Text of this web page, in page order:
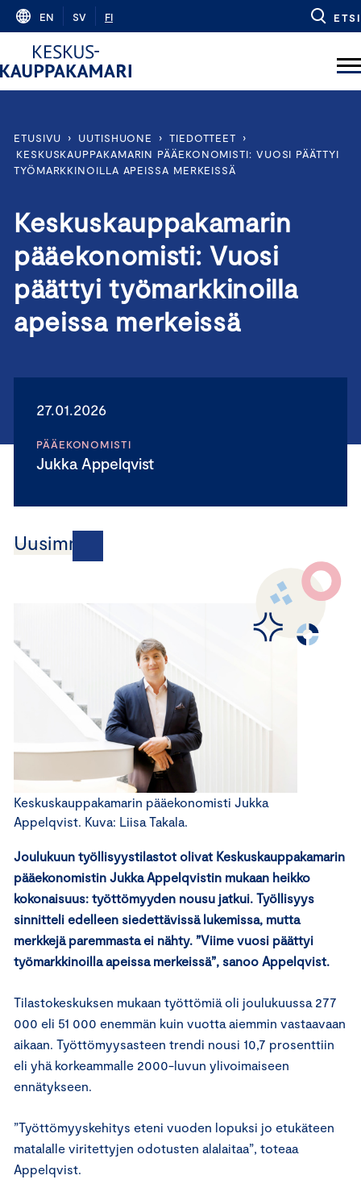
Skip
content
EN SV FI ETSI
ETUSIVU › UUTISHUONE › TIEDOTTEET
›
KESKUSKAUPPAKAMARIN PÄÄEKONOMISTI: VUOSI PÄÄTTYI
TYÖMARKKINOILLA APEISSA MERKEISSÄ
Keskuskauppakamarin
pääekonomisti: Vuosi
päättyi työmarkkinoilla
apeissa merkeissä
27.01.2026
PÄÄEKONOMISTI
Jukka Appelqvist
Uusimmat
Keskuskauppakamarin pääekonomisti Jukka
Appelqvist. Kuva: Liisa Takala.
Joulukuun työllisyystilastot olivat Keskuskauppakamarin
pääekonomistin Jukka Appelqvistin mukaan heikko
kokonaisuus: työttömyyden nousu jatkui. Työllisyys
sinnitteli edelleen siedettävissä lukemissa, mutta
merkkejä paremmasta ei nähty. ”Viime vuosi päättyi
työmarkkinoilla apeissa merkeissä”, sanoo Appelqvist.
Tilastokeskuksen mukaan työttömiä oli joulukuussa 277
000 eli 51 000 enemmän kuin vuotta aiemmin vastaavaan
aikaan. Työttömyysasteen trendi nousi 10,7 prosenttiin
eli yhä korkeammalle 2000-luvun ylivoimaiseen
ennätykseen.
”Työttömyyskehitys eteni vuoden lopuksi jo etukäteen
matalalle viritettyjen odotusten alalaitaa”, toteaa
Appelqvist.